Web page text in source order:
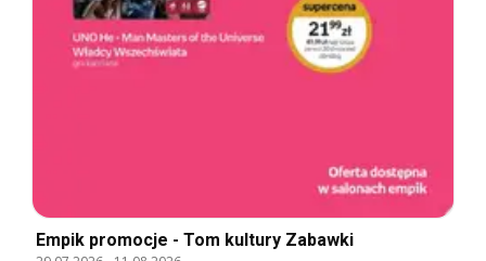
Empik promocje - Tom kultury Zabawki